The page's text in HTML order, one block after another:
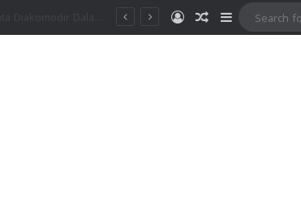
MasukRandom Article
Sidebar